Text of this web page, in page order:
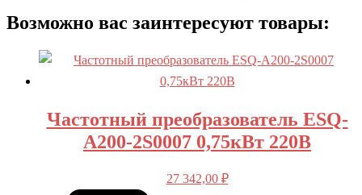
Возможно вас заинтересуют товары:
Частотный преобразователь ESQ-
A200-2S0007 0,75кВт 220В
27 342,00 ₽